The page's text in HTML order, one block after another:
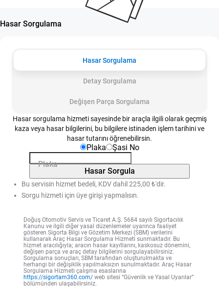
Hasar Sorgulama
Hasar Sorgulama
Detay Sorgulama
Değişen Parça Sorgulama
Hasar sorgulama hizmeti sayesinde bir araçla ilgili olarak geçmiş
kaza veya hasar bilgilerini, bu bilgilere istinaden işlem tarihini ve
hasar tutarını öğrenebilirsin.
Plaka
Şasi No
Plaka
Hasar Sorgula
Bu servisin hizmet bedeli, KDV dahil 225,00 ₺'dir.
Sorgu hizmeti için üye girişi yapmalısın.
Doğuş Otomotiv Servis ve Ticaret A.Ş. 5684 sayılı Sigortacılık
Kanunu ve ilgili diğer yasal düzenlemeler uyarınca faaliyet
gösteren Sigorta Bilgi ve Gözetim Merkezi (SBM) verilerini
kullanarak Araç Hasar Sorgulama Hizmeti sunmaktadır. Bu
hizmet aracılığıyla; aracın hasar kayıtlarını, kaskosuz dönemini,
değişen parça ve araç detay bilgilerini sorgulayabilirsiniz.
Sorgulama sonuçları, SBM tarafından oluşturulmakta ve
herhangi bir değişiklik yapılmaksızın sunulmaktadır. Araç Hasar
Sorgulama Hizmeti çalışma esaslarına
https://sigortam360.com/ web sitesi “Güvenlik ve Yasal Uyarılar”
bölümünden ulaşabilirsiniz.